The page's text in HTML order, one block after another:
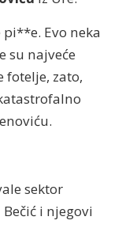
Evo neka
su najveće
zato,
sektor
i njegovi